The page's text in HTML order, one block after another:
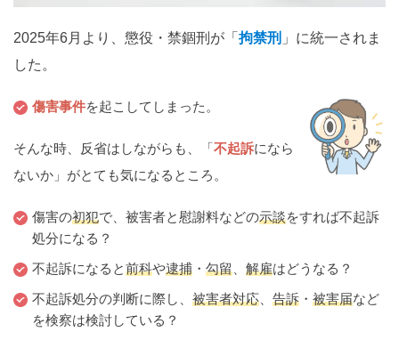
四国
鹿児島
相談内容から探す
痴漢 盗撮 わいせつ 傷害
2025年6月より、懲役・禁錮刑が「 拘禁刑 」に統一されま
した。
傷害事件を起こしてしまった。
そんな時、反省はしながらも、「不起訴になら
ないか」がとても気になるところ。
傷害の初犯で、被害者と慰謝料などの示談をすれば不起訴
処分になる？
不起訴になると前科や逮捕・ 勾留、 解雇はどうなる？
不起訴処分の判断に際し、 被害者対応、 告訴・ 被害届など
を検察は検討している？